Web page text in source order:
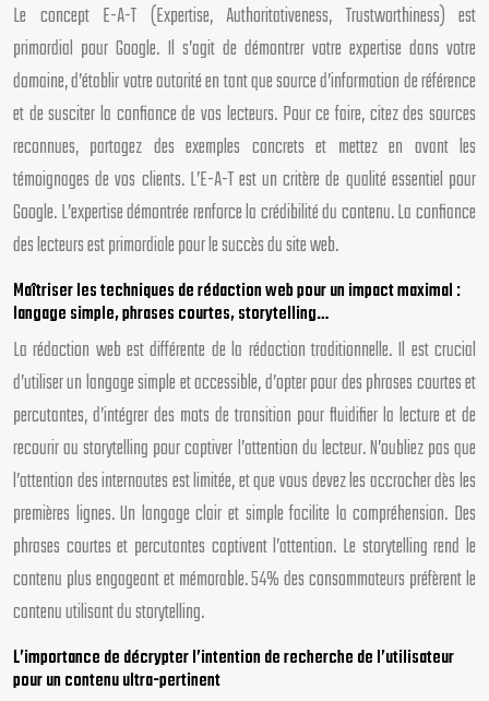
Le concept E-A-T (Expertise, Authoritativeness, Trustworthiness) est
primordial pour Google. Il s’agit de démontrer votre expertise dans votre
domaine, d’établir votre autorité en tant que source d’information de référence
et de susciter la confiance de vos lecteurs. Pour ce faire, citez des sources
reconnues, partagez des exemples concrets et mettez en avant les
témoignages de vos clients. L’E-A-T est un critère de qualité essentiel pour
Google. L’expertise démontrée renforce la crédibilité du contenu. La confiance
des lecteurs est primordiale pour le succès du site web.
Maîtriser les techniques de rédaction web pour un impact maximal :
langage simple, phrases courtes, storytelling…
La rédaction web est différente de la rédaction traditionnelle. Il est crucial
d’utiliser un langage simple et accessible, d’opter pour des phrases courtes et
percutantes, d’intégrer des mots de transition pour fluidifier la lecture et de
recourir au storytelling pour captiver l’attention du lecteur. N’oubliez pas que
l’attention des internautes est limitée, et que vous devez les accrocher dès les
premières lignes. Un langage clair et simple facilite la compréhension. Des
phrases courtes et percutantes captivent l’attention. Le storytelling rend le
contenu plus engageant et mémorable. 54% des consommateurs préfèrent le
contenu utilisant du storytelling.
L’importance de décrypter l’intention de recherche de l’utilisateur
pour un contenu ultra-pertinent